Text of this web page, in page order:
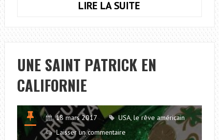
LIRE LA SUITE
ON
S’ENVOLE
POUR
NEW
UNE SAINT PATRICK EN
CALIFORNIE
18 mars 2017
USA, le rêve américain
Laisser un commentaire